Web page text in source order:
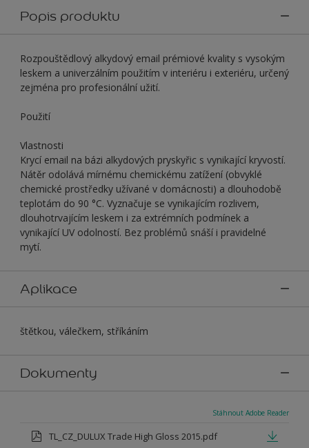
Popis produktu
Rozpouštědlový alkydový email prémiové kvality s vysokým
leskem a univerzálním použitím v interiéru i exteriéru, určený
zejména pro profesionální užití.
Použití
Vlastnosti
Krycí email na bázi alkydových pryskyřic s vynikající kryvostí.
Nátěr odolává mírnému chemickému zatížení (obvyklé
chemické prostředky užívané v domácnosti) a dlouhodobě
teplotám do 90 °C. Vyznačuje se vynikajícím rozlivem,
dlouhotrvajícím leskem i za extrémních podmínek a
vynikající UV odolností. Bez problémů snáší i pravidelné
mytí.
Aplikace
štětkou, válečkem, stříkáním
Dokumenty
Stáhnout Adobe Reader
TL_CZ_DULUX Trade High Gloss 2015.pdf